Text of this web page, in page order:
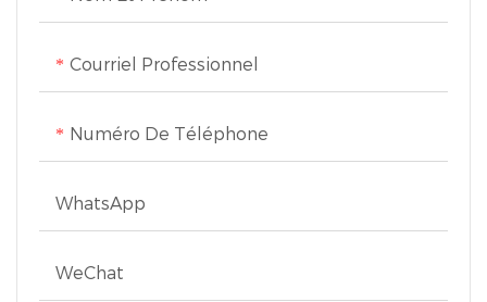
Courriel Professionnel
Numéro De Téléphone
WhatsApp
WeChat